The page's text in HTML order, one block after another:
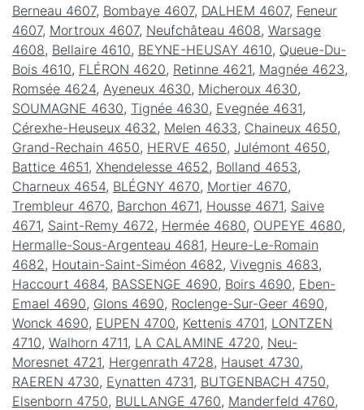
Berneau 4607, Bombaye 4607, DALHEM 4607, Feneur
4607, Mortroux 4607, Neufchâteau 4608, Warsage
4608, Bellaire 4610, BEYNE-HEUSAY 4610, Queue-Du-
Bois 4610, FLÉRON 4620, Retinne 4621, Magnée 4623,
Romsée 4624, Ayeneux 4630, Micheroux 4630,
SOUMAGNE 4630, Tignée 4630, Evegnée 4631,
Cérexhe-Heuseux 4632 , Melen 4633, Chaineux 4650,
Grand-Rechain 4650, HERVE 4650, Julémont 4650,
Battice 4651, Xhendelesse 4652 , Bolland 4653,
Charneux 4654, BLÉGNY 4670, Mortier 4670,
Trembleur 4670, Barchon 4671, Housse 4671, Saive
4671, Saint-Remy 4672 , Hermée 4680, OUPEYE 4680,
Hermalle-Sous-Argenteau 4681, Heure-Le-Romain
4682 , Houtain-Saint-Siméon 4682 , Vivegnis 4683,
Haccourt 4684, BASSENGE 4690, Boirs 4690, Eben-
Emael 4690, Glons 4690, Roclenge-Sur-Geer 4690,
Wonck 4690, EUPEN 4700, Kettenis 4701, LONTZEN
4710, Walhorn 4711, LA CALAMINE 4720, Neu-
Moresnet 4721, Hergenrath 4728, Hauset 4730,
RAEREN 4730, Eynatten 4731, BUTGENBACH 4750,
Elsenborn 4750, BULLANGE 4760, Manderfeld 4760,